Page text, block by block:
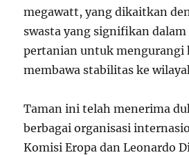
megawatt, yang dikaitkan
swasta yang signifikan
pertanian untuk mengurangi
membawa stabilitas ke
Taman ini telah menerima
berbagai organisasi
Komisi Eropa dan Leonardo